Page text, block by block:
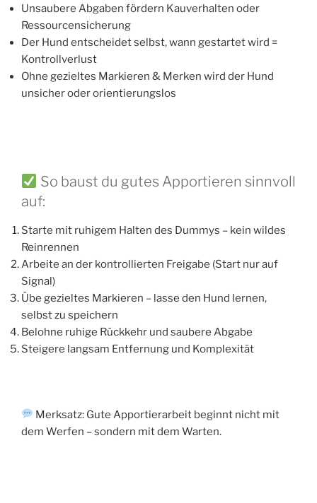
Unsaubere Abgaben fördern Kauverhalten oder
Ressourcensicherung
Der Hund entscheidet selbst, wann gestartet wird =
Kontrollverlust
Ohne gezieltes Markieren & Merken wird der Hund
unsicher oder orientierungslos
So baust du gutes Apportieren sinnvoll
auf:
Starte mit ruhigem Halten des Dummys – kein wildes
Reinrennen
Arbeite an der kontrollierten Freigabe (Start nur auf
Signal)
Übe gezieltes Markieren – lasse den Hund lernen,
selbst zu speichern
Belohne ruhige Rückkehr und saubere Abgabe
Steigere langsam Entfernung und Komplexität
Merksatz: Gute Apportierarbeit beginnt nicht mit
dem Werfen – sondern mit dem Warten.